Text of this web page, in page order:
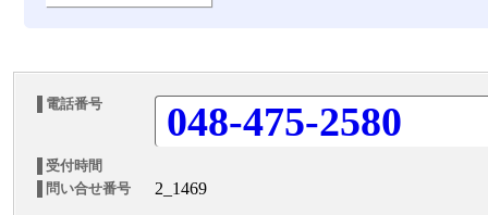
電話番号 048-475-2580
受付時間
問い合せ番号
2_1469